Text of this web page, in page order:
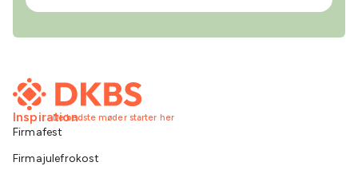
De bedste møder starter her
Inspiration
Firmafest
Firmajulefrokost